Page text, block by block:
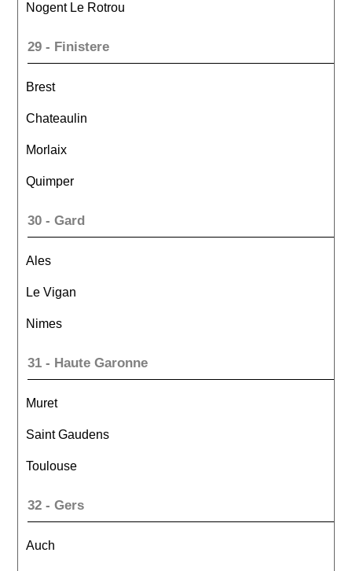
Nogent Le Rotrou
29 - Finistere
Brest
Chateaulin
Morlaix
Quimper
30 - Gard
Ales
Le Vigan
Nimes
31 - Haute Garonne
Muret
Saint Gaudens
Toulouse
32 - Gers
Auch